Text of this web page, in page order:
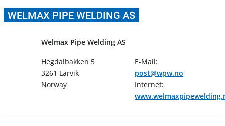
WELMAX PIPE WELDING AS
Welmax Pipe Welding AS
Hegdalbakken 5
3261 Larvik
Norway
E-Mail:
post@wpw.no
Internet: